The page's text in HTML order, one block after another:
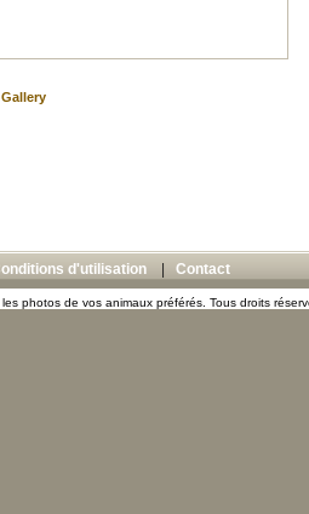
d'utilisation Contact
photos de vos animaux préférés. Tous droits